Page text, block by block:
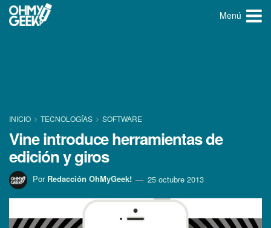
Menú
INICIO TECNOLOGÍ­AS SOFTWARE
Vine introduce herramientas de
edición y giros
Por Redacción OhMyGeek! 25 octubre 2013